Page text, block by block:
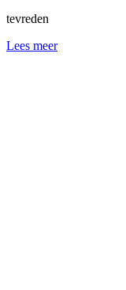
tevreden
Lees meer